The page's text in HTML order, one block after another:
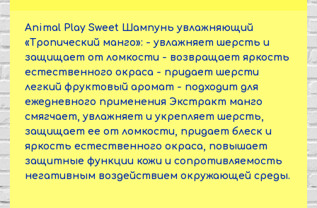
Animal Play Sweet Шампунь увлажняющий
«Тропический манго»: - увлажняет шерсть и
защищает от ломкости - возвращает яркость
естественного окраса - придает шерсти
легкий фруктовый аромат - подходит для
ежедневного применения Экстракт манго
смягчает, увлажняет и укрепляет шерсть,
защищает ее от ломкости, придает блеск и
яркость естественного окраса, повышает
защитные функции кожи и сопротивляемость
негативным воздействием окружающей среды.